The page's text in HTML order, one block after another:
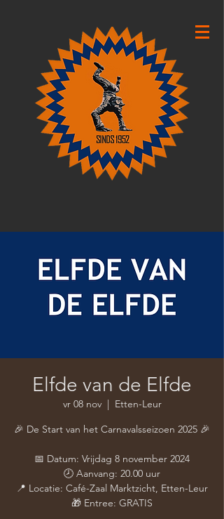
Elfde van de Elfde
vr 08 nov
  |
Etten-Leur
🎉 De Start van het Carnavalsseizoen 2025 🎉
📅 Datum: Vrijdag 8 november 2024
🕗 Aanvang: 20.00 uur
📍 Locatie: Café-Zaal Marktzicht, Etten-Leur
🎁 Entree: GRATIS